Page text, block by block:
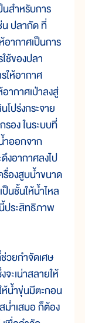
สำหรับการ
น ปลากัด ที่
อากาศเป็นการ
ช้ของปลา
ให้อากาศ
ากาศเป่าลงสู่
โปร่งกระจาย
รอง ในระบบที่
ำออกจาก
งอากาศลงไป
องสูบน้ำขนาด
นชั้นให้น้ำไหล
ประสิทธิภาพ
ยกำจัดเศษ
ะเน่าสลายให้
ห้น้ำขุ่นมีตะกอน
ม่ำเสมอ ก็ต้อง